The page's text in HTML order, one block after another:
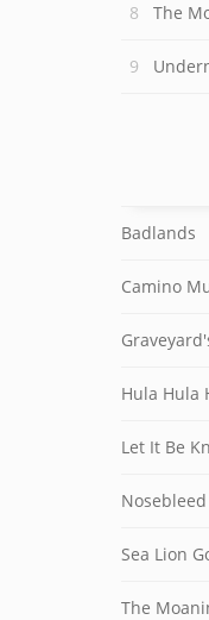
The
Badlands
Camino
Hula Hula
Let It Be
Sea Lion
The